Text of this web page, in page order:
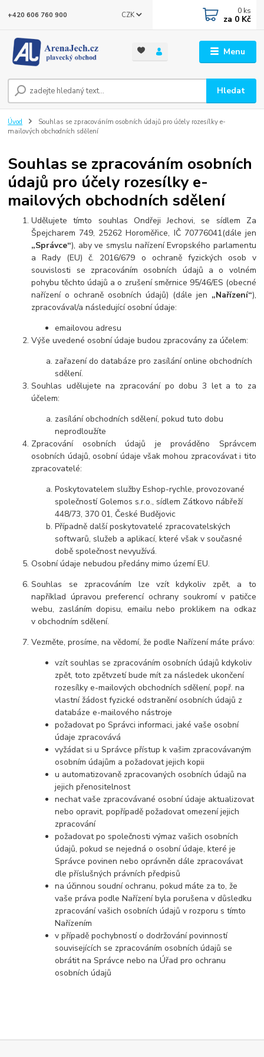
Menu
CZK
Hledat
+420 606 760 900 0 ks
za 0 Kč
Úvod
Souhlas se zpracováním osobních údajů pro účely rozesílky e-
mailových obchodních sdělení
Souhlas se zpracováním osobních
údajů pro účely rozesílky e-
mailových obchodních sdělení
Udělujete tímto souhlas Ondřeji Jechovi, se sídlem Za
Špejcharem 749, 25262 Horoměřice, IČ 70776041(dále jen
„Správce“), aby ve smyslu nařízení Evropského parlamentu
a Rady (EU) č. 2016/679 o ochraně fyzických osob v
souvislosti se zpracováním osobních údajů a o volném
pohybu těchto údajů a o zrušení směrnice 95/46/ES (obecné
nařízení o ochraně osobních údajů) (dále jen „Nařízení“),
zpracovával/a následující osobní údaje:
emailovou adresu
Výše uvedené osobní údaje budou zpracovány za účelem:
zařazení do databáze pro zasílání online obchodních
sdělení.
Souhlas udělujete na zpracování po dobu 3 let a to za
účelem:
zasílání obchodních sdělení, pokud tuto dobu
neprodloužíte
Zpracování osobních údajů je prováděno Správcem
osobních údajů, osobní údaje však mohou zpracovávat i tito
zpracovatelé:
Poskytovatelem služby Eshop-rychle, provozované
společností Golemos s.r.o., sídlem Zátkovo nábřeží
448/73, 370 01, České Budějovic
Případně další poskytovatelé zpracovatelských
softwarů, služeb a aplikací, které však v současné
době společnost nevyužívá.
Osobní údaje nebudou předány mimo území EU.
Souhlas se zpracováním lze vzít kdykoliv zpět, a to
například úpravou preferencí ochrany soukromí v patičce
webu, zasláním dopisu, emailu nebo proklikem na odkaz
v obchodním sdělení.
Vezměte, prosíme, na vědomí, že podle Nařízení máte právo:
vzít souhlas se zpracováním osobních údajů kdykoliv
zpět, toto zpětvzetí bude mít za následek ukončení
rozesílky e-mailových obchodních sdělení, popř. na
vlastní žádost fyzické odstranění osobních údajů z
databáze e-mailového nástroje
požadovat po Správci informaci, jaké vaše osobní
údaje zpracovává
vyžádat si u Správce přístup k vašim zpracovávaným
osobním údajům a požadovat jejich kopii
u automatizovaně zpracovaných osobních údajů na
jejich přenositelnost
nechat vaše zpracovávané osobní údaje aktualizovat
nebo opravit, popřípadě požadovat omezení jejich
zpracování
požadovat po společnosti výmaz vašich osobních
údajů, pokud se nejedná o osobní údaje, které je
Správce povinen nebo oprávněn dále zpracovávat
dle příslušných právních předpisů
na účinnou soudní ochranu, pokud máte za to, že
vaše práva podle Nařízení byla porušena v důsledku
zpracování vašich osobních údajů v rozporu s tímto
Nařízením
v případě pochybností o dodržování povinností
souvisejících se zpracováním osobních údajů se
obrátit na Správce nebo na Úřad pro ochranu
osobních údajů